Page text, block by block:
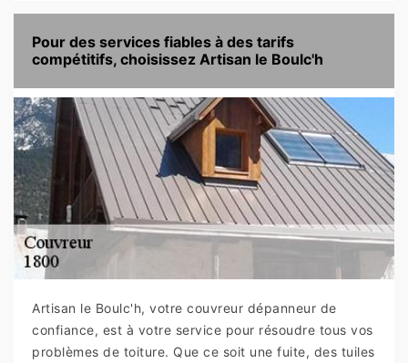
Pour des services fiables à des tarifs
compétitifs, choisissez Artisan le Boulc'h
Artisan le Boulc'h, votre couvreur dépanneur de
confiance, est à votre service pour résoudre tous vos
problèmes de toiture. Que ce soit une fuite, des tuiles